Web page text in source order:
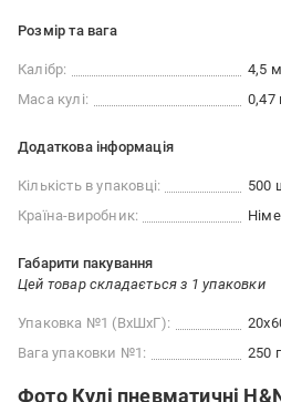
Розмір та вага
Калібр:
4,5
Маса кулі:
0,47
Додаткова інформація
Кількість в упаковці:
500
Країна-виробник:
Габарити пакування
Цей товар складається з 1 упаковки
Упаковка №1 (ВхШхГ):
Вага упаковки №1:
250 г
Фото Кулі пневматичні